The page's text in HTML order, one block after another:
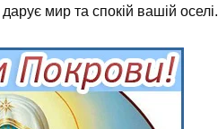
мир та спокій вашій оселі.